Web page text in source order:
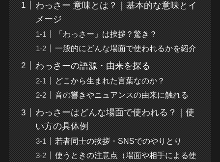
わっさー 意味とは？｜基本的な意味とイ
メージ
「わっさー」は挨拶？驚き？
一般的にどんな場面で使われるかを紹介
わっさーの語源・由来を探る
どこから生まれた言葉なのか？
音の響きやニュアンスの由来に触れる
わっさーはどんな場面で使われる？｜使
い方の具体例
若者同士の挨拶・SNSでのやりとり
使うときの注意点（場面や相手による使